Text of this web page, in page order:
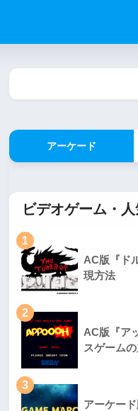
アーケード
ビデオゲーム・
1
AC版『ド
現方法
2
AC版『ア
スゲーム
3
アーケー